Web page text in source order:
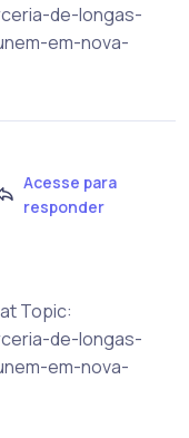
de-longas-
em-nova-
Acesse para
responder
Topic:
de-longas-
em-nova-